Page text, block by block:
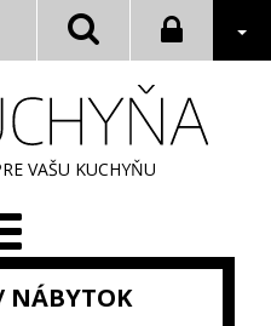
VAŠU KUCHYŇU
NÁBYTOK